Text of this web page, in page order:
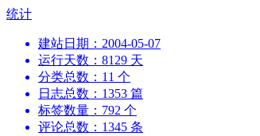
跳
统计
建站日期：2004-05-07
运行天数：8129 天
分类总数：11 个
日志总数：1353 篇
标签数量：792 个
评论总数：1345 条